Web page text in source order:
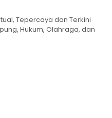
Tepercaya dan Terkini
Hukum, Olahraga, dan